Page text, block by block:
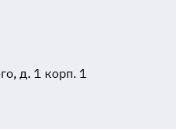
д. 1 корп. 1